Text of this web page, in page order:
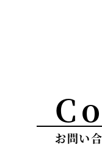
お問い